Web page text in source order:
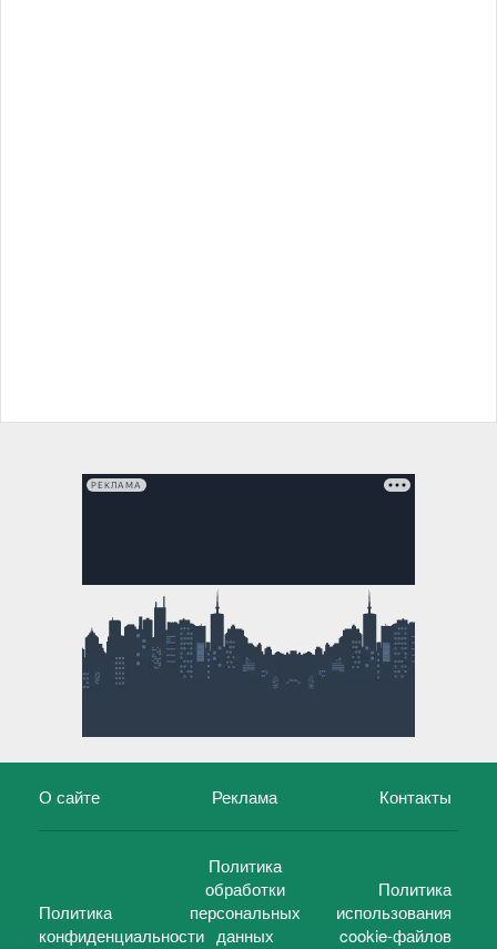
РЕКЛАМА
О сайте Реклама Контакты
Политика
конфиденциальности
Политика
обработки
персональных
данных
Политика
использования
cookie-файлов